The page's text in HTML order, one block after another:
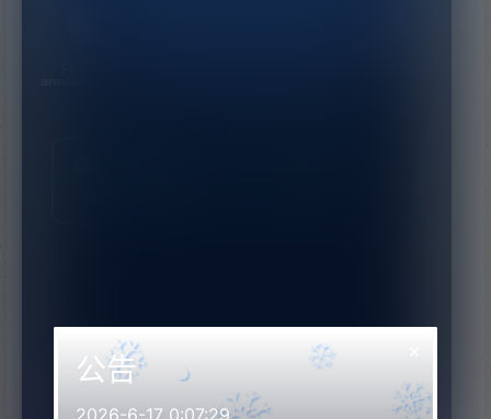
公告
2026-6-17 0:07:29